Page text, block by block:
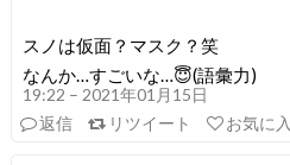
スノは仮面？マスク？笑
なんか…すごいな…😇(語彙力)
19:22 – 2021年01月15日
返信
リツイート お気に